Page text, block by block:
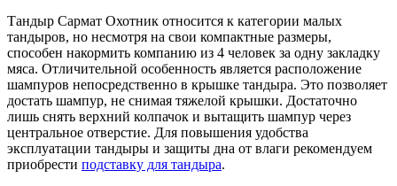
Тандыр Сармат Охотник относится к категории малых
тандыров, но несмотря на свои компактные размеры,
способен накормить компанию из 4 человек за одну закладку
мяса. Отличительной особенность является расположение
шампуров непосредственно в крышке тандыра. Это позволяет
достать шампур, не снимая тяжелой крышки. Достаточно
лишь снять верхний колпачок и вытащить шампур через
центральное отверстие. Для повышения удобства
эксплуатации тандыры и защиты дна от влаги рекомендуем
приобрести подставку для тандыра.